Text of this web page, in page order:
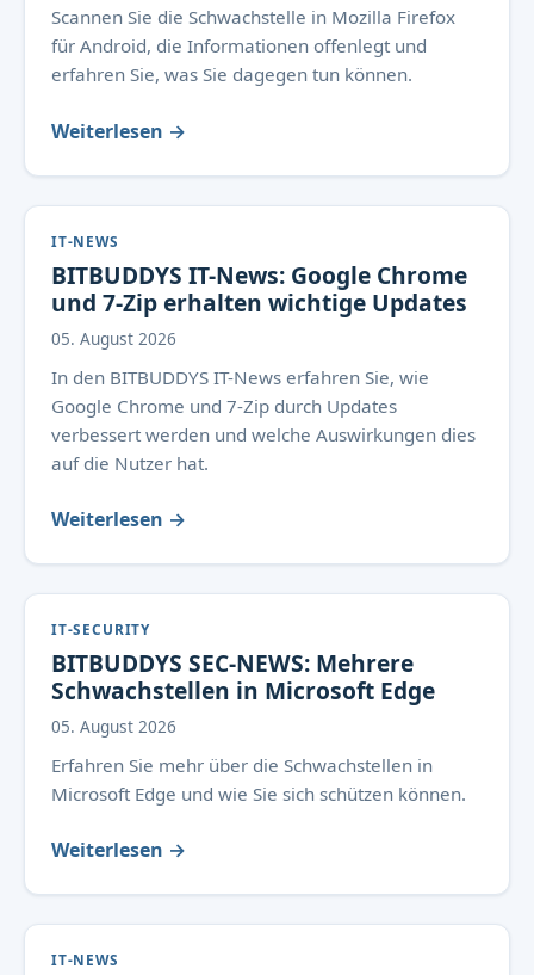
Scannen Sie die Schwachstelle in Mozilla Firefox
für Android, die Informationen offenlegt und
erfahren Sie, was Sie dagegen tun können.
Weiterlesen →
IT-NEWS
BITBUDDYS IT-News: Google Chrome
und 7-Zip erhalten wichtige Updates
05. August 2026
In den BITBUDDYS IT-News erfahren Sie, wie
Google Chrome und 7-Zip durch Updates
verbessert werden und welche Auswirkungen dies
auf die Nutzer hat.
Weiterlesen →
IT-SECURITY
BITBUDDYS SEC-NEWS: Mehrere
Schwachstellen in Microsoft Edge
05. August 2026
Erfahren Sie mehr über die Schwachstellen in
Microsoft Edge und wie Sie sich schützen können.
Weiterlesen →
IT-NEWS